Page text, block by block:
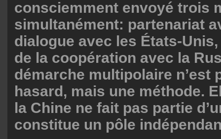
consciemment envoyé trois
simultanément: partenariat
dialogue avec les États-
de la coopération avec la
démarche multipolaire n’est
hasard, mais une méthode.
la Chine ne fait pas partie
constitue un pôle